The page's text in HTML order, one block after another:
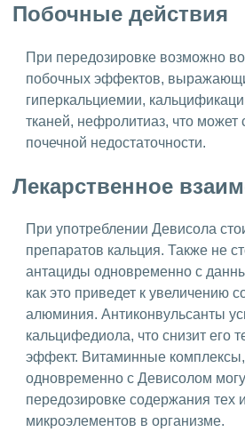
Побочные действия
При передозировке возможно
побочных эффектов,
гиперкальциемии,
тканей, нефролитиаз, что может
почечной недостаточности.
Лекарственное
При употреблении Девисола
препаратов кальция. Также не
антациды одновременно с
как это приведет к увеличению
алюминия. Антиконвульсанты
кальцифедиола, что снизит его
эффект. Витаминные
одновременно с Девисолом
передозировке содержания тех
микроэлементов в организме.